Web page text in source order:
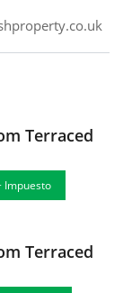
Terraced
Impuesto
Terraced